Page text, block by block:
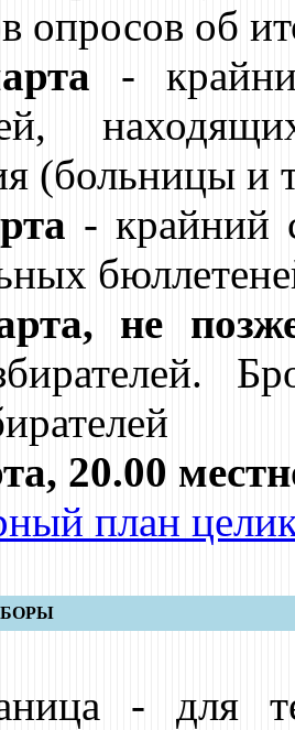
опросов об
-
(больницы и
- крайний
не
20.00
план
- для